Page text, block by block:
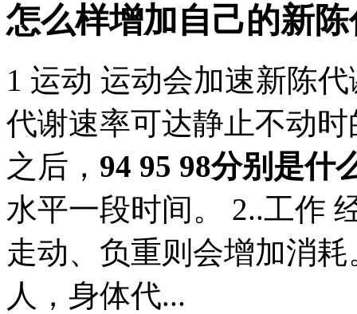
怎么样增加自己的新
1 运动 运动会加速新陈
代谢速率可达静止不动
之后， 94 95 98分别是什
水平一段时间。 2..工作
走动、负重则会增加消
人，身体代...